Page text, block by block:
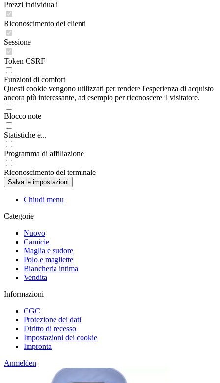
Prezzi individuali
Riconoscimento dei clienti
Sessione
Token CSRF
Funzioni di comfort
Questi cookie vengono utilizzati per rendere l'esperienza di acquisto
ancora più interessante, ad esempio per riconoscere il visitatore.
Blocco note
Statistiche e...
Programma di affiliazione
Riconoscimento del terminale
Chiudi menu
Categorie
Nuovo
Camicie
Maglia e sudore
Polo e magliette
Biancheria intima
Vendita
Informazioni
CGC
Protezione dei dati
Diritto di recesso
Impostazioni dei cookie
Impronta
Anmelden